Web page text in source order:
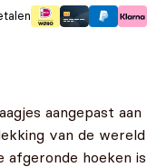
aangepast aan
van de wereld
afgeronde hoeken is